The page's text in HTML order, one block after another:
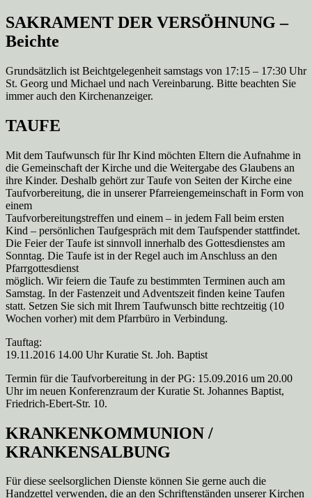
SAKRAMENT DER VERSÖHNUNG –
Beichte
Grundsätzlich ist Beichtgelegenheit samstags von 17:15 – 17:30 Uhr
St. Georg und Michael und nach Vereinbarung. Bitte beachten Sie
immer auch den Kirchenanzeiger.
TAUFE
Mit dem Taufwunsch für Ihr Kind möchten Eltern die Aufnahme in
die Gemeinschaft der Kirche und die Weitergabe des Glaubens an
ihre Kinder. Deshalb gehört zur Taufe von Seiten der Kirche eine
Taufvorbereitung, die in unserer Pfarreiengemeinschaft in Form von
einem
Taufvorbereitungstreffen und einem – in jedem Fall beim ersten
Kind – persönlichen Taufgespräch mit dem Taufspender stattfindet.
Die Feier der Taufe ist sinnvoll innerhalb des Gottesdienstes am
Sonntag. Die Taufe ist in der Regel auch im Anschluss an den
Pfarrgottesdienst
möglich. Wir feiern die Taufe zu bestimmten Terminen auch am
Samstag. In der Fastenzeit und Adventszeit finden keine Taufen
statt. Setzen Sie sich mit Ihrem Taufwunsch bitte rechtzeitig (10
Wochen vorher) mit dem Pfarrbüro in Verbindung.
Tauftag:
19.11.2016 14.00 Uhr Kuratie St. Joh. Baptist
Termin für die Taufvorbereitung in der PG: 15.09.2016 um 20.00
Uhr im neuen Konferenzraum der Kuratie St. Johannes Baptist,
Friedrich-Ebert-Str. 10.
KRANKENKOMMUNION /
KRANKENSALBUNG
Für diese seelsorglichen Dienste können Sie gerne auch die
Handzettel verwenden, die an den Schriftenständen unserer Kirchen